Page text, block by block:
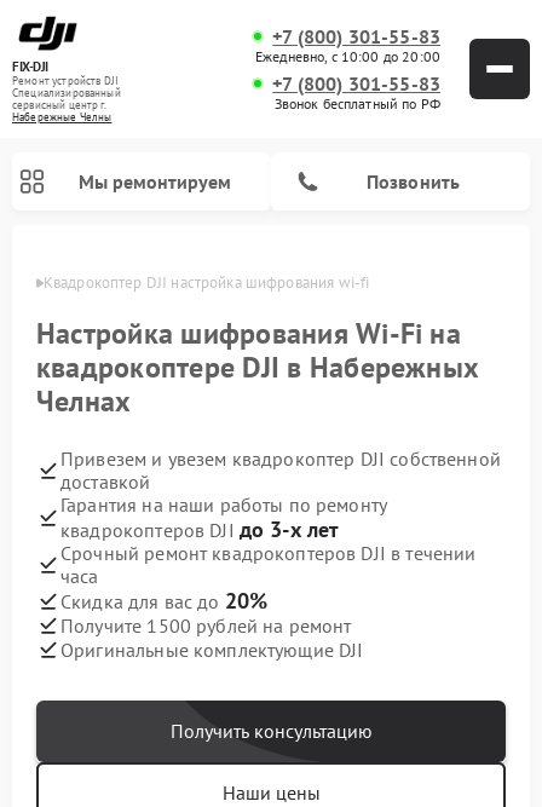
FIX-DJI
Ремонт устройств DJI
Специализированный
cервисный центр г.
Набережные Челны
+7 (800) 301-55-83
Ежедневно, с 10:00 до 20:00
+7 (800) 301-55-83
Звонок бесплатный по РФ
Мы ремонтируем Позвонить
Квадрокоптер DJI настройка шифрования wi-fi
Настройка шифрования Wi-Fi на
квадрокоптере DJI в Набережных
Челнах
Привезем и увезем квадрокоптер DJI собственной
доставкой
Гарантия на наши работы по ремонту
квадрокоптеров DJI до 3-х лет
Срочный ремонт квадрокоптеров DJI в течении
часа
Скидка для вас до 20%
Получите 1500 рублей на ремонт
Оригинальные комплектующие DJI
Получить консультацию
Наши цены